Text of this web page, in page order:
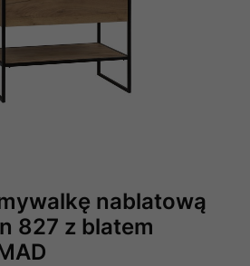
nablatową
827 z blatem